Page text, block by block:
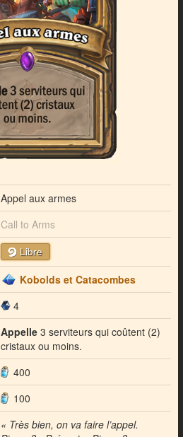
Appel aux armes
Call to Arms
Libre
Kobolds et Catacombes
4
Appelle3 serviteurs qui coûtent (2)
cristaux ou moins.
400
100
« Très bien, on va faire l’appel.